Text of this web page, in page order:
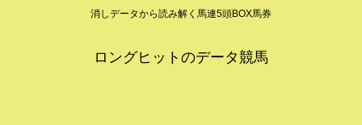
消しデータから読み解く馬連5頭BOX馬券
ロングヒットのデータ競馬